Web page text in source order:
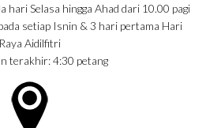
setiap Isnin & 3 hari pertama Hari
Aidilfitri
terakhir: 4:30 petang